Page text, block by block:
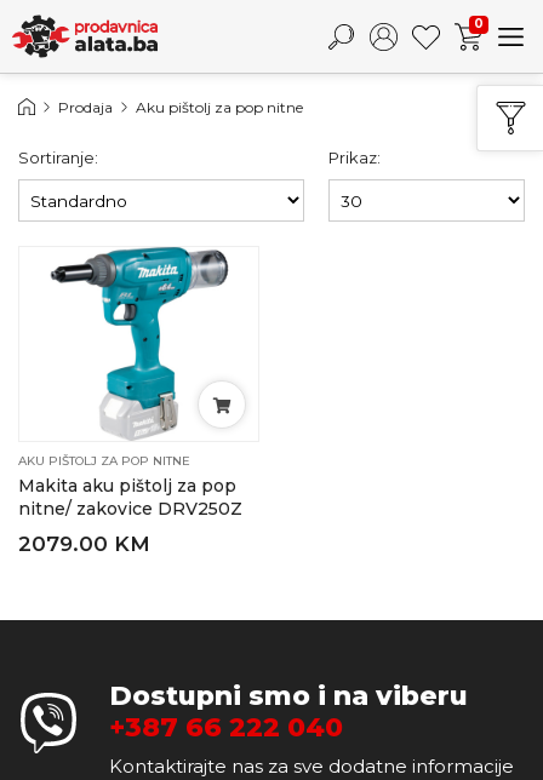
0
Prodaja Aku pištolj za pop nitne
Sortiranje: Prikaz:
AKU PIŠTOLJ ZA POP NITNE
Makita aku pištolj za pop
nitne/ zakovice DRV250Z
2079.00 KM
Dostupni smo i na viberu
+387 66 222 040
Kontaktirajte nas za sve dodatne informacije